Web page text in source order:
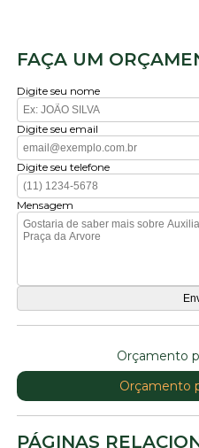
FAÇA UM
Digite seu nome
Digite seu email
Digite seu telefone
Mensagem
Orçamento
Orçamento
PÁGINAS